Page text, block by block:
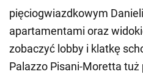
pięciogwiazdkowym
apartamentami oraz
zobaczyć lobby i klatkę
Palazzo Pisani-Moretta tuż